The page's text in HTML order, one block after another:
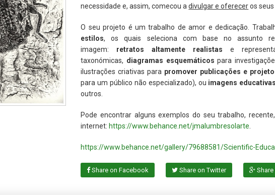
necessidade e, assim, comecou adivulgar e ofereceros
O seu projeto é um trabalho de amor e dedicação.
estilos, os quais seleciona com base no assunto
imagem: retratos altamente realistas e
taxonómicas, diagramas esquemáticos para
ilustrações criativas para promover publicações e
para um público não especializado), ou imagens educativas
outros.
Pode encontrar alguns exemplos do seu trabalho,
internet: https://www.behance.net/jmalumbresolarte.
https://www.behance.net/gallery/79688581/Scientific-
Share on Facebook Share on Twitter